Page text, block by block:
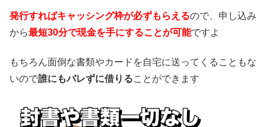
発行すればキャッシング枠が必ずもらえるので、申し込み
から最短30分で現金を手にすることが可能ですよ
もちろん面倒な書類やカードを自宅に送ってくることもな
いので誰にもバレずに借りることができます